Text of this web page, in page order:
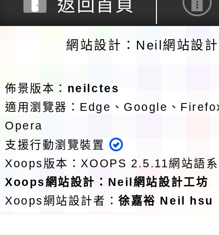
返回首頁
網站設計：Neil網站設
佈景版本： neilctes
適用瀏覽器：Edge、Google、
Opera
支援行動瀏覽裝置
Xoops版本：XOOPS 2.5.11網站語
Xoops網站設計 ： Neil網站設計工坊
Xoops網站設計者：徐嘉裕 Neil hsu